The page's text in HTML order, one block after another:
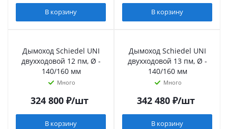
В корзину В корзину
Дымоход Schiedel UNI
двухходовой 12 пм, Ø -
140/160 мм
Много
324 800₽/шт
В корзину
Дымоход Schiedel UNI
двухходовой 13 пм, Ø -
140/160 мм
Много
342 480₽/шт
В корзину